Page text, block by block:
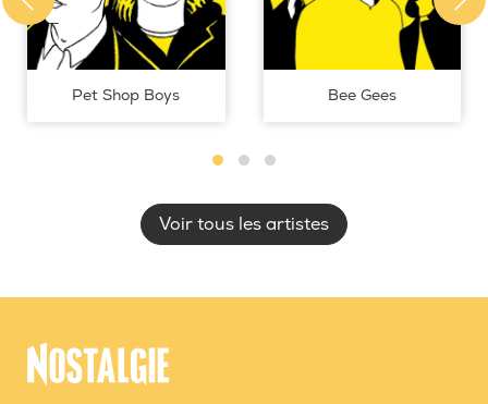
Pet Shop Boys Bee Gees
Voir tous les artistes